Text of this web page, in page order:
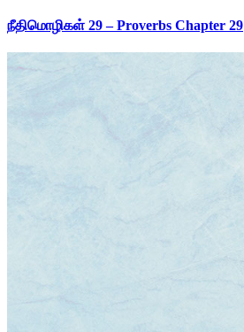
நீதிமொழிகள் 29 – Proverbs Chapter 29